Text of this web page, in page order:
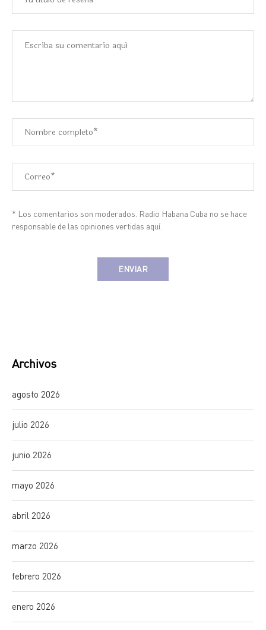
* Los comentarios son moderados. Radio Habana Cuba no se hace
responsable de las opiniones vertidas aquí.
Archivos
agosto 2026
julio 2026
junio 2026
mayo 2026
abril 2026
marzo 2026
febrero 2026
enero 2026